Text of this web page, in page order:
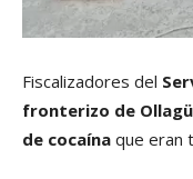
Fiscalizadores del
fronterizo de
de cocaína que eran